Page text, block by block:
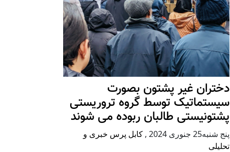
دختران غیر پشتون بصورت
سیستماتیک توسط گروه تروریستی
پشتونیستی طالبان ربوده می شوند
پنج شنبه25 جنوری 2024 , کابل پرس خبری و
تحلیلی